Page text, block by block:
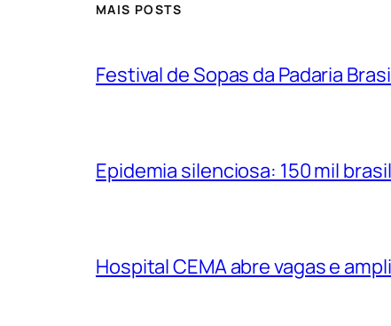
MAIS POSTS
Festival de Sopas da Padaria
Epidemia silenciosa: 150 mil
Hospital CEMA abre vagas e